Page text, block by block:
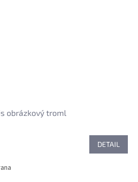
obrázkový troml
DETAIL